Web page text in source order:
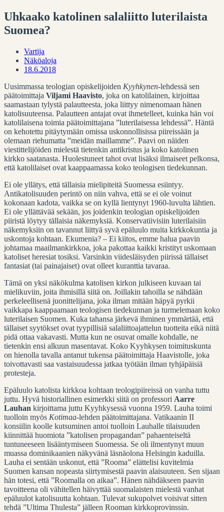
Uhkaako katolinen salaliitto luterilaista
Suomea?
Vartija
Näköaloja
18.6.2018
Uusimmassa teologian opiskelijoiden Kyyhkynen-lehdessä sen
päätoimittaja Viljami Haavisto, joka on katolilainen, kirjoittaa
saamastaan tylystä palautteesta, joka liittyy nimenomaan hänen
katolisuuteensa. Palautteen antajat ovat ihmetelleet, kuinka hän voi
katolilaisena toimia päätoimittajana ”luterilaisessa lehdessä”. Häntä
on kehotettu pitäytymään omissa uskonnollisissa piireissään ja
olemaan riehumatta ”meidän maillamme”. Paavi on näiden
viestittelijöiden mielestä tietenkin antikristus ja koko katolinen
kirkko saatanasta. Huolestuneet tahot ovat lisäksi ilmaiseet pelkonsa,
että katolilaiset ovat kaappaamassa koko teologisen tiedekunnan.
Ei ole yllätys, että tällaisia mielipiteitä Suomessa esiintyy.
Antikatolisuuden perintö on niin vahva, että se ei ole voinut
kokonaan kadota, vaikka se on kyllä lientynyt 1960-luvulta lähtien.
Ei ole yllättävää sekään, jos joidenkin teologian opiskelijoiden
piiristä löytyy tällaisia näkemyksiä. Konservatiivisiin luterilaisiin
näkemyksiin on tavannut liittyä syvä epäluulo muita kirkkokuntia ja
uskontoja kohtaan. Ekumenia? – Ei kiitos, emme halua paavin
johtamaa maailmankirkkoa, joka pakottaa kaikki kristityt uskomaan
katoliset heresiat tosiksi. Varsinkin viidesläisyden piirissä tällaiset
fantasiat (tai painajaiset) ovat olleet kuranttia tavaraa.
Tämä on yksi näkökulma katolisen kirkon julkiseen kuvaan tai
mielikuviin, joita ihmisillä siitä on. Joillakin tahoilla se nähdään
perkeleellisenä juonittelijana, joka ilman mitään häpyä pyrkii
vaikkapa kaappaamaan teologisen tiedekunnan ja turmelemaan koko
luterilaisen Suomen. Kuka tahansa järkevä ihminen ymmärtää, että
tällaiset syytökset ovat tyypillisiä salaliittoajattelun tuotteita eikä niitä
pidä ottaa vakavasti. Mutta kun ne osuvat omalle kohdalle, ne
tietenkin ensi alkuun masentavat. Koko Kyyhkysen toimituskunta
on hienolla tavalla antanut tukensa päätoimittaja Haavistolle, joka
toivottavasti saa vastaisuudessa jatkaa työtään ilman tyhjäpäisiä
protesteja.
Epäluulo katolista kirkkoa kohtaan teologipiireissä on vanha tuttu
juttu. Hyvä historiallinen esimerkki siitä on professori Aarre
Lauhan kirjoittama juttu Kyyhkysessä vuonna 1959. Lauha toimi
tuolloin myös Kotimaa-lehden päätoimittajana. Vatikaanin II
konsiilin koolle kutsuminen antoi tuolloin Lauhalle tilaisuuden
kiinnittää huomiota ”katolisen propagandan” pahaenteiseltä
tuntuneeseen lisääntymiseen Suomessa. Se oli ilmentynyt muun
muassa dominikaanien näkyvänä läsnäolona Helsingin kaduilla.
Lauha ei sentään uskonut, että ”Rooma” elättelisi kuvitelmia
Suomen kansan nopeasta siirtymisestä paavin alaisuuteen. Sen sijaan
hän totesi, että ”Roomalla on aikaa”. Hänen nähdäkseen paavin
tavoitteena oli vähitellen häivyttää suomalaisten mielestä vanhat
epäluulot katolisuutta kohtaan. Tulevat sukupolvet voisivat sitten
tehdä ”Ultima Thulesta” jälleen Rooman kirkkoprovinssin.